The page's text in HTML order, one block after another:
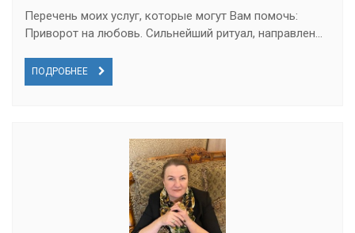
Перечень моих услуг, которые могут Вам помочь:
Приворот на любовь. Сильнейший ритуал, направлен...
ПОДРОБНЕЕ